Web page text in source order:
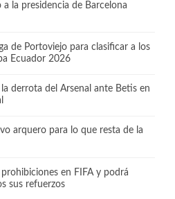
la presidencia de Barcelona
de Portoviejo para clasificar a los
Ecuador 2026
derrota del Arsenal ante Betis en
arquero para lo que resta de la
en FIFA y podrá
sus refuerzos